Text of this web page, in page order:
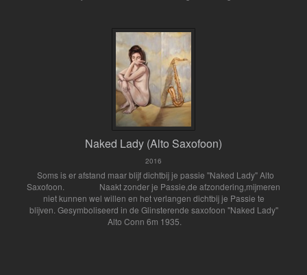
Naked Lady (Alto Saxofoon)
2016
Soms is er afstand maar blijf dichtbij je passie ''Naked Lady" Alto
Saxofoon. Naakt zonder je Passie,de afzondering,mijmeren
niet kunnen wel willen en het verlangen dichtbij je Passie te
blijven. Gesymboliseerd in de Glinsterende saxofoon "Naked Lady''
Alto Conn 6m 1935.